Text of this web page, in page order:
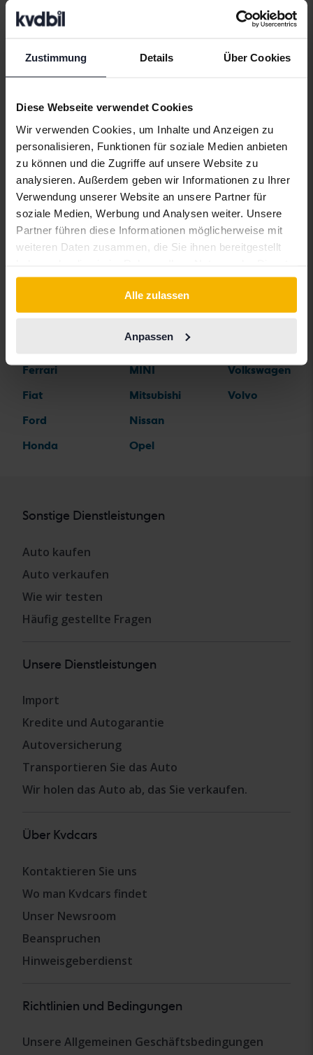
Zustimmung Details Über Cookies
Diese Webseite verwendet Cookies
Wir verwenden Cookies, um Inhalte und Anzeigen zu
personalisieren, Funktionen für soziale Medien anbieten
zu können und die Zugriffe auf unsere Website zu
analysieren. Außerdem geben wir Informationen zu Ihrer
Verwendung unserer Website an unsere Partner für
soziale Medien, Werbung und Analysen weiter. Unsere
Partner führen diese Informationen möglicherweise mit
weiteren Daten zusammen, die Sie ihnen bereitgestellt
gesammelt haben.
Alle zulassen
Anpassen
Bentley
BMW
BYD
Cadillac
Chevrolet
Ferrari
Fiat
Ford
Honda
Jeep
KIA
Land Rover
Lexus
Lynk&Co
Mazda
MG
MINI
Mitsubishi
Nissan
Opel
Renault
Rolls-Royce
Saab
SEAT
Skoda
Volkswagen
Volvo
Sonstige Dienstleistungen
Auto kaufen
Auto verkaufen
Wie wir testen
Häufig gestellte Fragen
Unsere Dienstleistungen
Import
Kredite und Autogarantie
Autoversicherung
Transportieren Sie das Auto
Wir holen das Auto ab, das Sie verkaufen.
Über Kvdcars
Kontaktieren Sie uns
Wo man Kvdcars findet
Unser Newsroom
Beanspruchen
Hinweisgeberdienst
Richtlinien und Bedingungen
Unsere Allgemeinen Geschäftsbedingungen